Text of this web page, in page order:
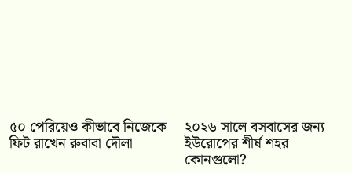
৫০ পেরিয়েও কীভাবে নিজেকে
ফিট রাখেন রুবাবা দৌলা
২০২৬ সালে বসবাসের জন্য
ইউরোপের শীর্ষ শহর
কোনগুলো?